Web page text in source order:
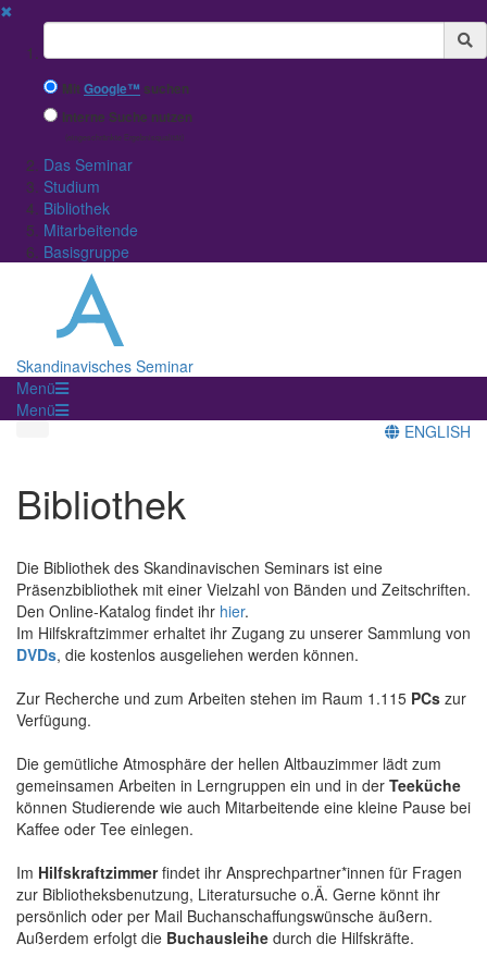
✖
Suchbegriff
MitGoogle™ suchen
Interne Suche nutzen
(eingeschränkte Ergebnisqualität)
Das Seminar
Studium
Bibliothek
Mitarbeitende
Basisgruppe
Skandinavisches Seminar
Menü
Menü
ENGLISH
Bibliothek
Die Bibliothek des Skandinavischen Seminars ist eine
Präsenzbibliothek mit einer Vielzahl von Bänden und Zeitschriften.
Den Online-Katalog findet ihr hier.
Im Hilfskraftzimmer erhaltet ihr Zugang zu unserer Sammlung von
DVDs, die kostenlos ausgeliehen werden können.
Zur Recherche und zum Arbeiten stehen im Raum 1.115 PCs zur
Verfügung.
Die gemütliche Atmosphäre der hellen Altbauzimmer lädt zum
gemeinsamen Arbeiten in Lerngruppen ein und in der Teeküche
können Studierende wie auch Mitarbeitende eine kleine Pause bei
Kaffee oder Tee einlegen.
Im Hilfskraftzimmerfindet ihr Ansprechpartner*innen für Fragen
zur Bibliotheksbenutzung, Literatursuche o.Ä. Gerne könnt ihr
persönlich oder per Mail Buchanschaffungswünsche äußern.
Außerdem erfolgt die Buchausleihe durch die Hilfskräfte.